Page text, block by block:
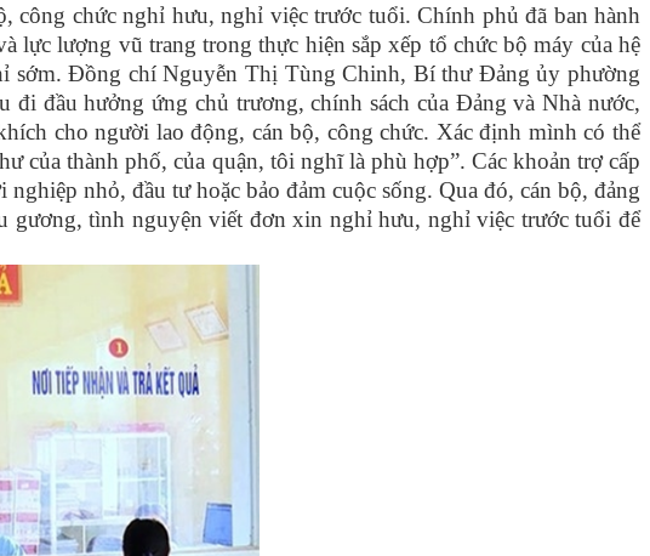
công chức nghỉ hưu, nghỉ việc trước tuổi. Chính phủ đã ban hành
lượng vũ trang trong thực hiện sắp xếp tổ chức bộ máy của hệ
sớm. Đồng chí Nguyễn Thị Tùng Chinh, Bí thư Đảng ủy phường
đầu hưởng ứng chủ trương, chính sách của Đảng và Nhà nước,
cho người lao động, cán bộ, công chức. Xác định mình có thể
của thành phố, của quận, tôi nghĩ là phù hợp”. Các khoản trợ cấp
nhỏ, đầu tư hoặc bảo đảm cuộc sống. Qua đó, cán bộ, đảng
gương, tình nguyện viết đơn xin nghỉ hưu, nghỉ việc trước tuổi để